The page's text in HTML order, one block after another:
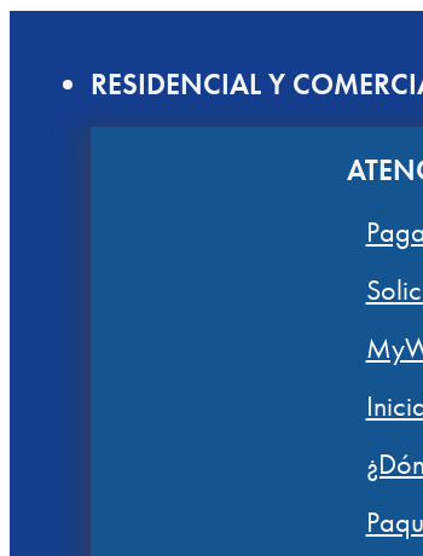
RESIDENCIAL Y